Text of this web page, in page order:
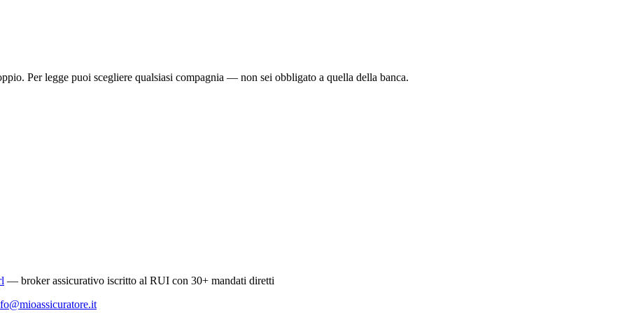
Per legge puoi scegliere qualsiasi compagnia — non sei obbligato a quella della banca.
— broker assicurativo iscritto al RUI con 30+ mandati diretti